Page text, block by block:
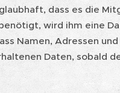
dass es die
wird ihm eine
Namen, Adressen
Daten, sobald